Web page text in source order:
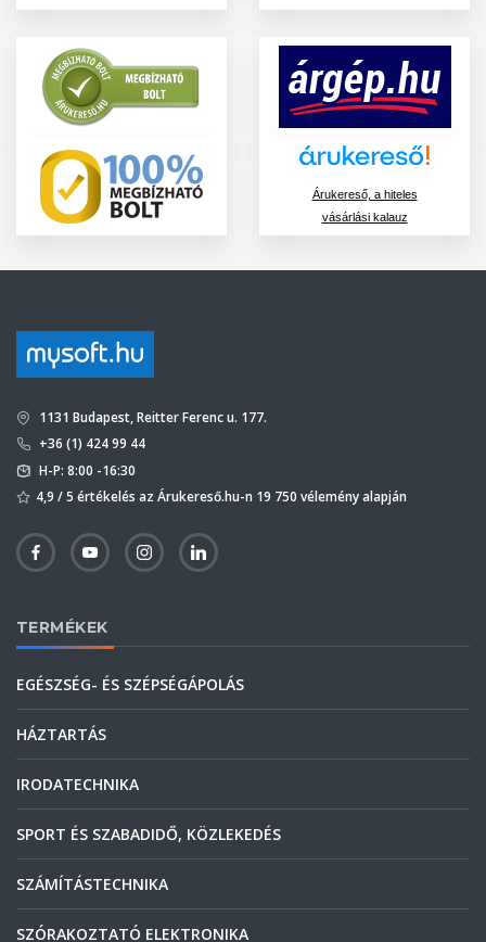
Árukereső, a hiteles
vásárlási kalauz
1131 Budapest, Reitter Ferenc u. 177.
+36 (1) 424 99 44
H-P: 8:00 -16:30
4,9 / 5 értékelés az Árukereső.hu-n 19 750 vélemény alapján
TERMÉKEK
EGÉSZSÉG- ÉS SZÉPSÉGÁPOLÁS
HÁZTARTÁS
IRODATECHNIKA
SPORT ÉS SZABADIDŐ, KÖZLEKEDÉS
SZÁMÍTÁSTECHNIKA
SZÓRAKOZTATÓ ELEKTRONIKA